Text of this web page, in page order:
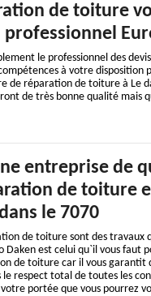
de toiture
le professionnel des
à votre disposition
de réparation de toiture à Le
de très bonne qualité mais
entreprise de
de toiture
le 7070
de toiture sont des travaux
est celui qu`il vous faut
de toiture car il vous garantit
respect total de toutes les
portée que vous pourrez